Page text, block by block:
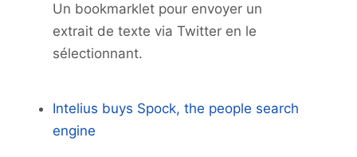
Un bookmarklet pour envoyer un
extrait de texte via Twitter en le
sélectionnant.
Intelius buys Spock, the people search
engine